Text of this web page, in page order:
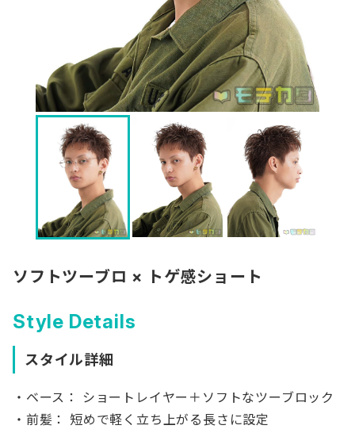
ソフトツーブロ × トゲ感ショート
Style Details
スタイル詳細
・ベース： ショートレイヤー＋ソフトなツーブロック
・前髪： 短めで軽く立ち上がる長さに設定